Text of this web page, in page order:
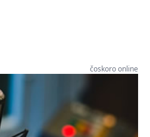
čoskoro online